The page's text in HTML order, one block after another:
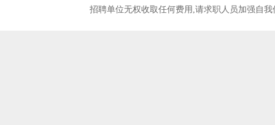
招聘单位无权收取任何费用,请求职人员加强自